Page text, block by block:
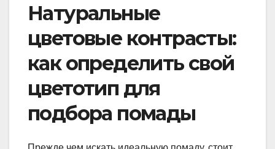
Натуральные
цветовые контрасты:
как определить свой
цветотип для
подбора помады